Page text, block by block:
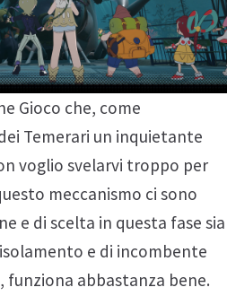
Gioco che, come
Temerari un inquietante
voglio svelarvi troppo per
meccanismo ci sono
e di scelta in questa fase sia
e di incombente
funziona abbastanza bene.